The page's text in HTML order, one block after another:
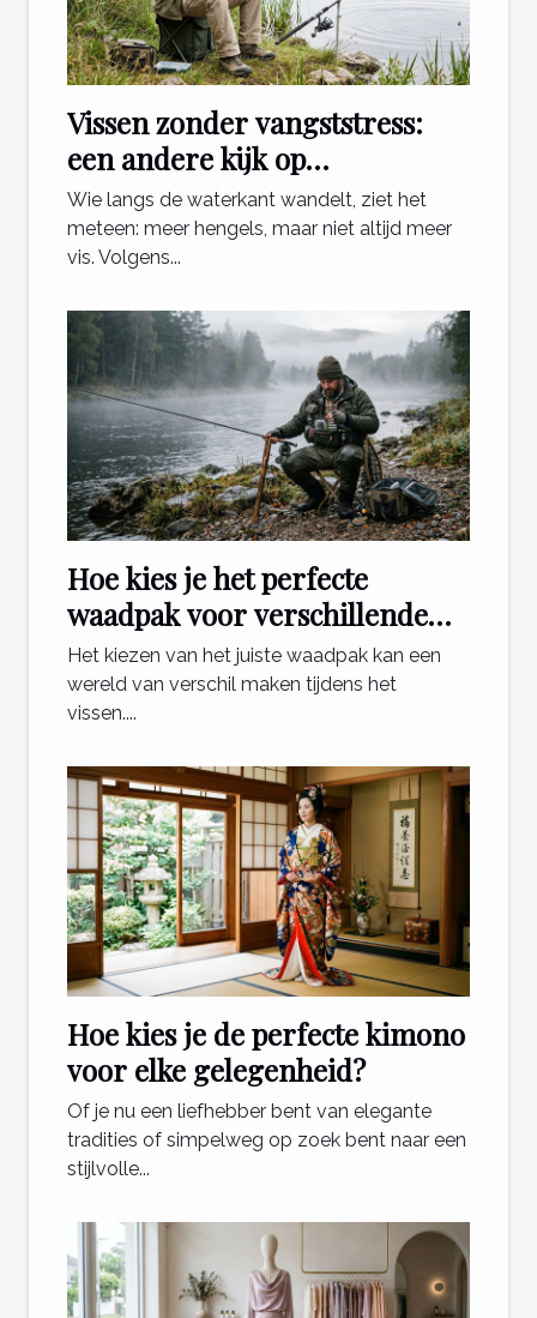
Vissen zonder vangststress:
een andere kijk op
ontspanning aan het water
Wie langs de waterkant wandelt, ziet het
meteen: meer hengels, maar niet altijd meer
vis. Volgens...
Hoe kies je het perfecte
waadpak voor verschillende
visomstandigheden?
Het kiezen van het juiste waadpak kan een
wereld van verschil maken tijdens het
vissen....
Hoe kies je de perfecte kimono
voor elke gelegenheid?
Of je nu een liefhebber bent van elegante
tradities of simpelweg op zoek bent naar een
stijlvolle...